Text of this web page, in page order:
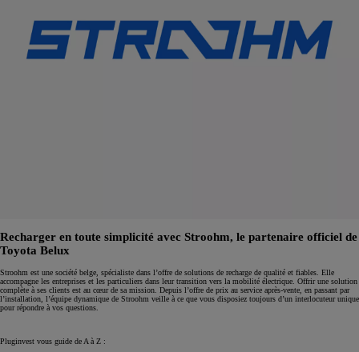
Recharger en toute simplicité avec Stroohm, le partenaire officiel de
Toyota Belux
Stroohm est une société belge, spécialiste dans l’offre de solutions de recharge de qualité et fiables. Elle
accompagne les entreprises et les particuliers dans leur transition vers la mobilité électrique. Offrir une solution
complète à ses clients est au cœur de sa mission. Depuis l’offre de prix au service après-vente, en passant par
l’installation, l’équipe dynamique de Stroohm veille à ce que vous disposiez toujours d’un interlocuteur unique
pour répondre à vos questions.
Pluginvest vous guide de A à Z :